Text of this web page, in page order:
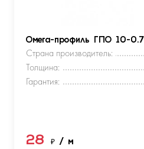
Омега-профиль ГПО 10-0.7
Страна производитель:
Толщина:
Гарантия:
28 ₽ / м